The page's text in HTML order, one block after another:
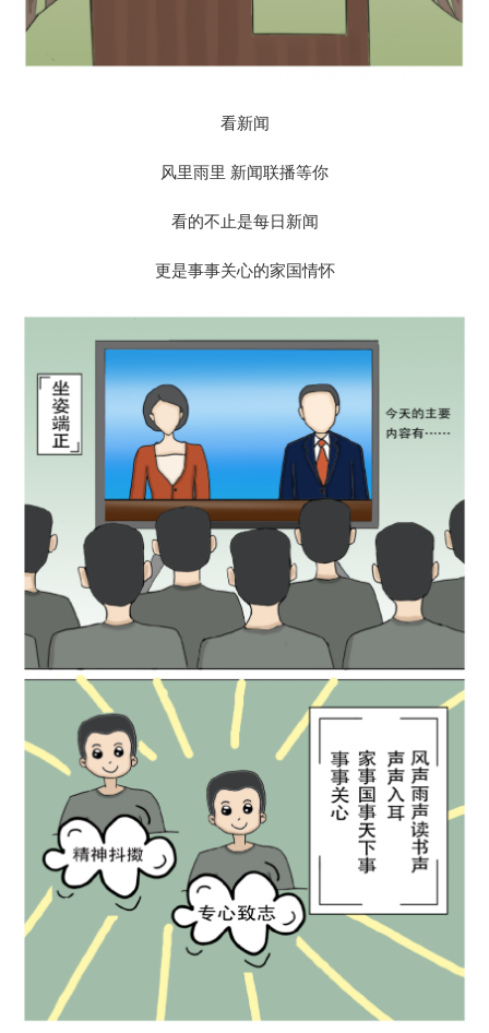
看新闻
风里雨里 新闻联播等你
看的不止是每日新闻
更是事事关心的家国情怀